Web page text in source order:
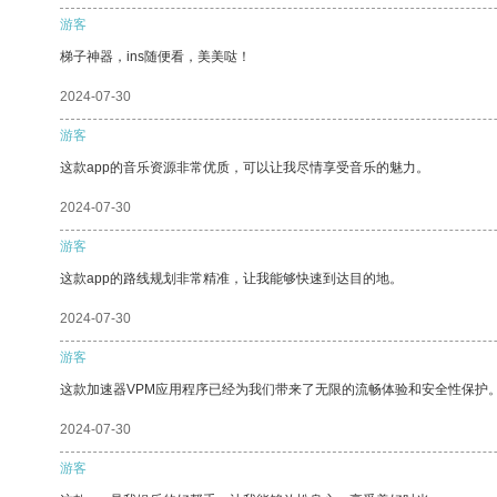
游客
梯子神器，ins随便看，美美哒！
2024-07-30
游客
这款app的音乐资源非常优质，可以让我尽情享受音乐的魅力。
2024-07-30
游客
这款app的路线规划非常精准，让我能够快速到达目的地。
2024-07-30
游客
这款加速器VPM应用程序已经为我们带来了无限的流畅体验和安全性保护
2024-07-30
游客